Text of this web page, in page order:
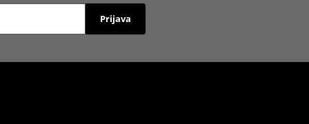
Prijava